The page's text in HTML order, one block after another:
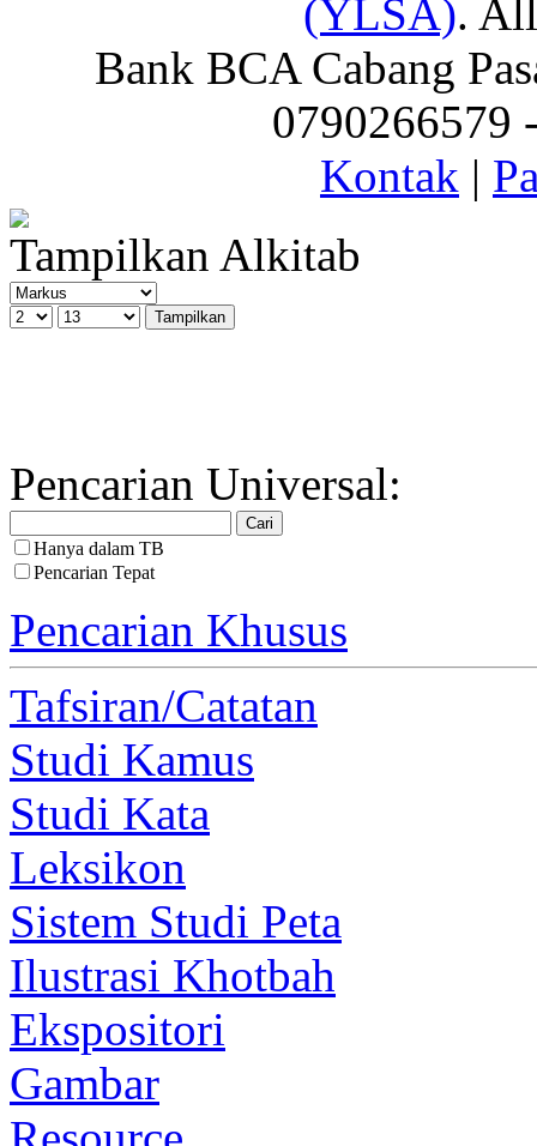
(YLSA).
Bank BCA Cabang
0790266579
Kontak |
Tampilkan Alkitab
Pencarian Universal:
Hanya dalam TB
Pencarian Tepat
Pencarian Khusus
Tafsiran/Catatan
Studi Kamus
Studi Kata
Leksikon
Sistem Studi Peta
Ilustrasi Khotbah
Ekspositori
Gambar